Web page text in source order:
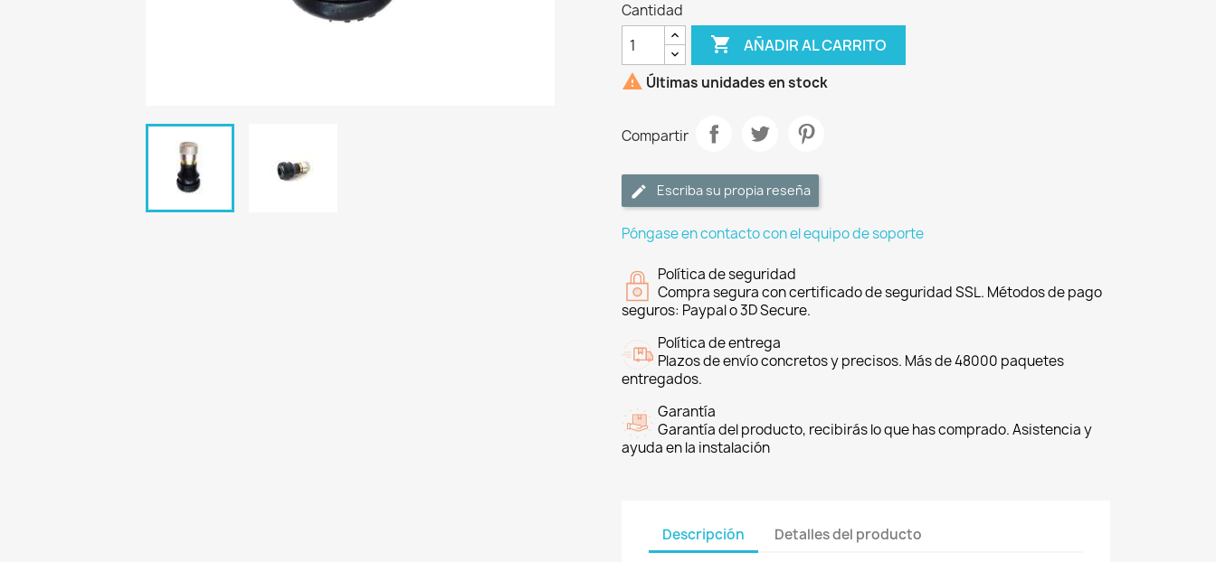
Cantidad
 AÑADIR AL CARRITO
 Últimas unidades en stock
Compartir
Escriba su propia reseña
Póngase en contacto con el equipo de soporte
Política de seguridad
Compra segura con certificado de seguridad SSL. Métodos de pago
seguros: Paypal o 3D Secure.
Política de entrega
Plazos de envío concretos y precisos. Más de 48000 paquetes
entregados.
Garantía
Garantía del producto, recibirás lo que has comprado. Asistencia y
ayuda en la instalación
Descripción Detalles del producto